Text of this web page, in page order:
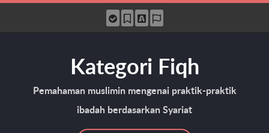
Kategori Fiqh
Pemahaman muslimin mengenai praktik-praktik
ibadah berdasarkan Syariat